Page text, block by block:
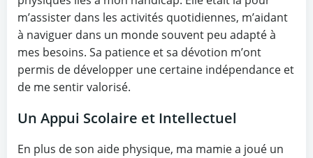
m’assister dans les activités quotidiennes, m’aidant
à naviguer dans un monde souvent peu adapté à
mes besoins. Sa patience et sa dévotion m’ont
permis de développer une certaine indépendance et
de me sentir valorisé.
Un Appui Scolaire et Intellectuel
En plus de son aide physique, ma mamie a joué un